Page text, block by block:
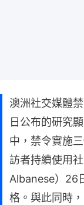
澳洲社交媒體
日公布的研究
中，禁令實施
訪者持續使用
Albanese）26
格。與此同時